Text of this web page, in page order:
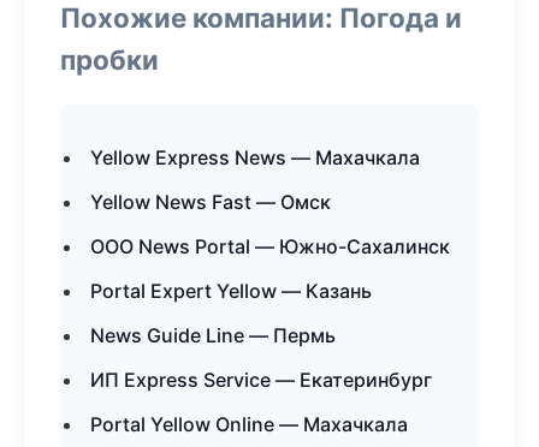
Похожие компании: Погода и
пробки
Yellow Express News — Махачкала
Yellow News Fast — Омск
ООО News Portal — Южно-Сахалинск
Portal Expert Yellow — Казань
News Guide Line — Пермь
ИП Express Service — Екатеринбург
Portal Yellow Online — Махачкала